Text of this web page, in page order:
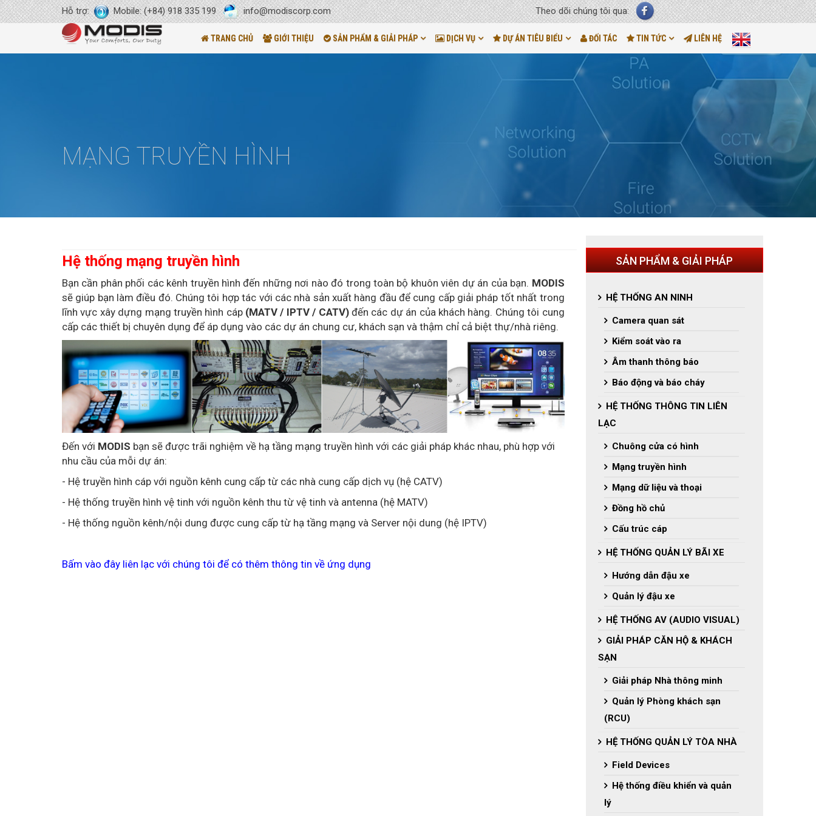
Hỗ trợ: Mobile: (+84) 918 335 199 info@modiscorp.com Theo dõi chúng tôi qua:
TRANG CHỦ GIỚI THIỆU SẢN PHẨM & GIẢI PHÁP DỊCH VỤ DỰ ÁN TIÊU BIỂU ĐỐI TÁC TIN TỨC LIÊN HỆ
MẠNG TRUYỀN HÌNH
Hệ thống mạng truyền hình
Bạn cần phân phối các kênh truyền hình đến những nơi nào đó trong toàn bộ khuôn viên dự án của bạn. MODIS
sẽ giúp bạn làm điều đó. Chúng tôi hợp tác với các nhà sản xuất hàng đầu để cung cấp giải pháp tốt nhất trong
lĩnh vực xây dựng mạng truyền hình cáp (MATV / IPTV / CATV)đến các dự án của khách hàng. Chúng tôi cung
cấp các thiết bị chuyên dụng để áp dụng vào các dự án chung cư, khách sạn và thậm chỉ cả biệt thự/nhà riêng.
Đến với MODIS bạn sẽ được trãi nghiệm về hạ tầng mạng truyền hình với các giải pháp khác nhau, phù hợp với
nhu cầu của mỗi dự án:
- Hệ truyền hình cáp với nguồn kênh cung cấp từ các nhà cung cấp dịch vụ (hệ CATV)
- Hệ thống truyền hình vệ tinh với nguồn kênh thu từ vệ tinh và antenna (hệ MATV)
- Hệ thống nguồn kênh/nội dung được cung cấp từ hạ tầng mạng và Server nội dung (hệ IPTV)
Bấm vào đây liên lạc với chúng tôi để có thêm thông tin về ứng dụng
SẢN PHẨM & GIẢI PHÁP
HỆ THỐNG AN NINH
Camera quan sát
Kiểm soát vào ra
Âm thanh thông báo
Báo động và báo cháy
HỆ THỐNG THÔNG TIN LIÊN
LẠC
Chuông cửa có hình
Mạng truyền hình
Mạng dữ liệu và thoại
Đồng hồ chủ
Cấu trúc cáp
HỆ THỐNG QUẢN LÝ BÃI XE
Hướng dẫn đậu xe
Quản lý đậu xe
HỆ THỐNG AV (AUDIO VISUAL)
GIẢI PHÁP CĂN HỘ & KHÁCH
SẠN
Giải pháp Nhà thông minh
Quản lý Phòng khách sạn
(RCU)
HỆ THỐNG QUẢN LÝ TÒA NHÀ
Field Devices
Hệ thống điều khiển và quản
lý